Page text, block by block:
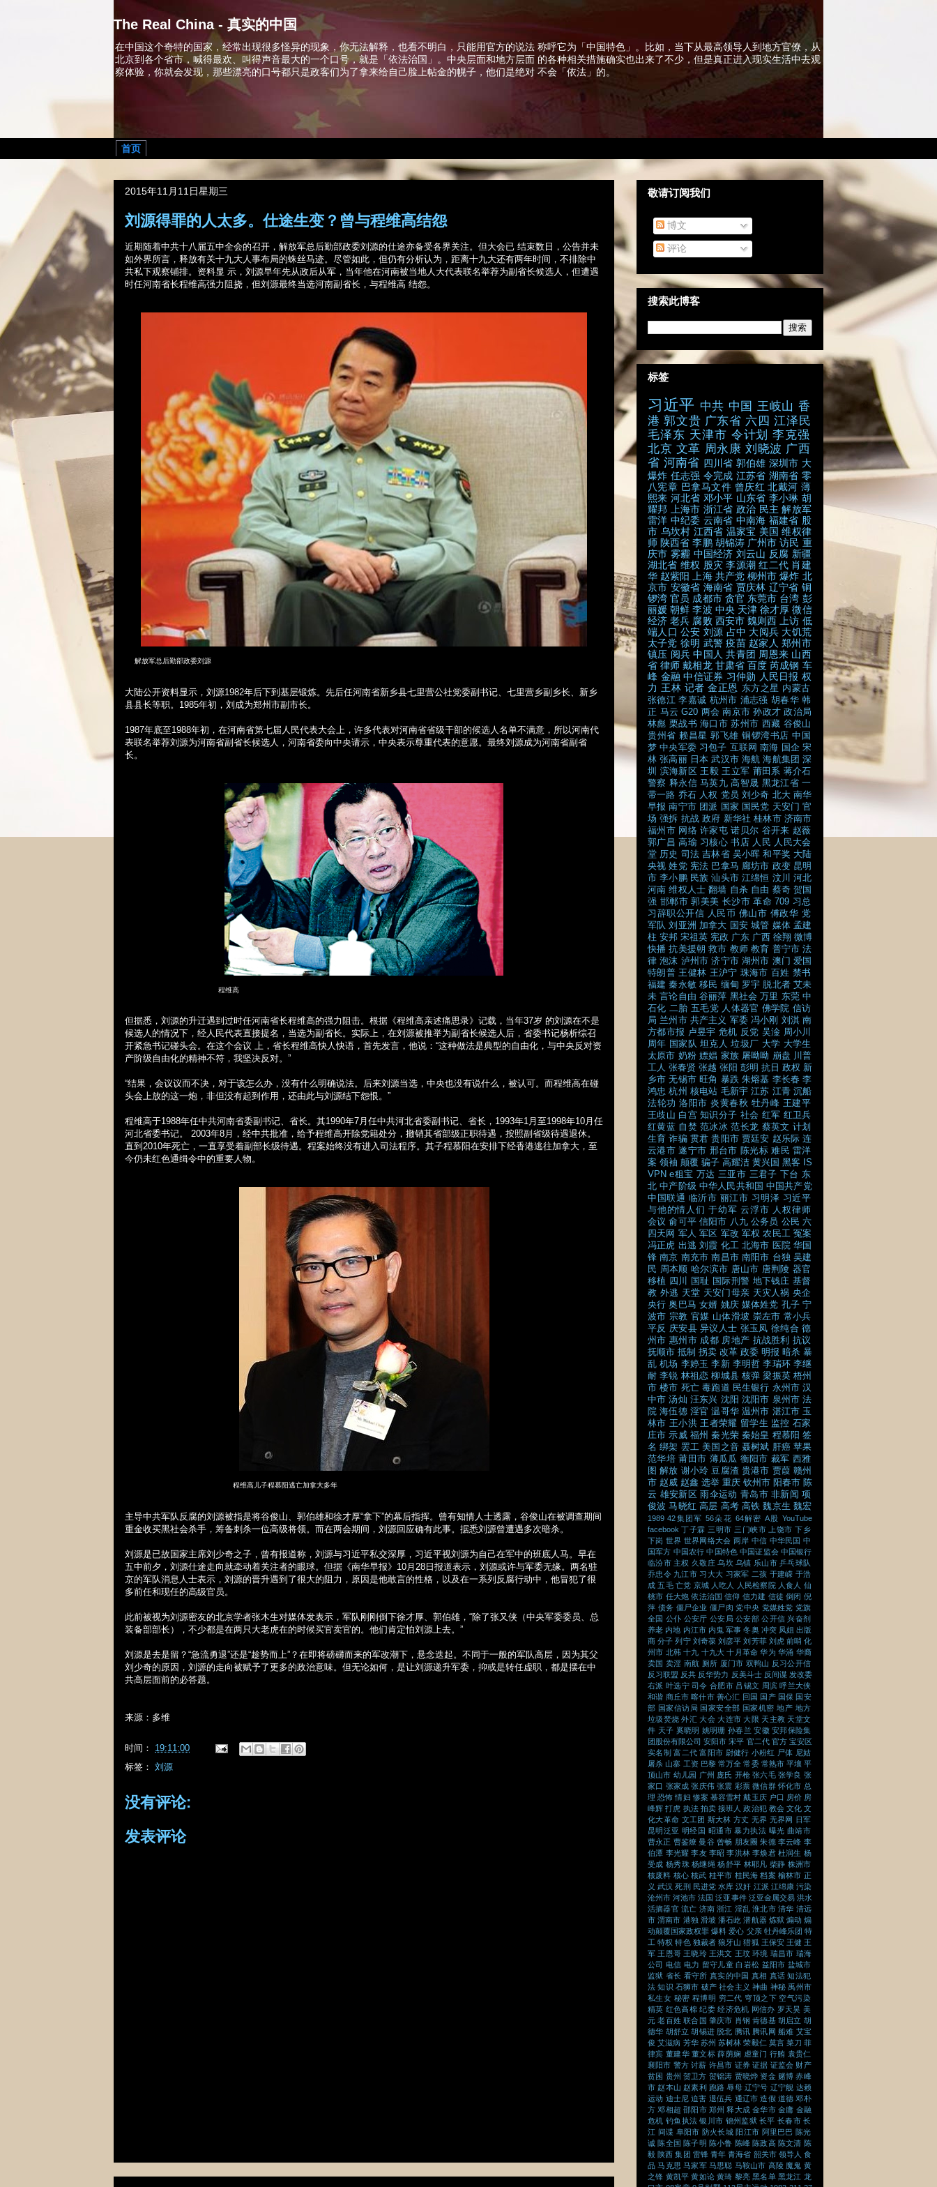
The Real China - 真实的中国
在中国这个奇特的国家，经常出现很多怪异的现象，你无法解释，也看不明白，只能用官方的说法 称呼它为「中国特色」。比如，当下从最高领导人到地方官僚，从
北京到各个省市，喊得最欢、叫得声音最大的一个口号，就是「依法治国」。中央层面和地方层面 的各种相关措施确实也出来了不少，但是真正进入现实生活中去观
察体验，你就会发现，那些漂亮的口号都只是政客们为了拿来给自己脸上帖金的幌子，他们是绝对 不会「依法」的。
首页
2015年11月11日星期三
刘源得罪的人太多。仕途生变？曾与程维高结怨
近期随着中共十八届五中全会的召开，解放军总后勤部政委刘源的仕途亦备受各界关注。但大会已 结束数日，公告并未
如外界所言，释放有关十九大人事布局的蛛丝马迹。尽管如此，但仍有分析认为，距离十九大还有两年时间，不排除中
共私下观察铺排。资料显 示，刘源早年先从政后从军，当年他在河南被当地人大代表联名举荐为副省长候选人，但遭遇
时任河南省长程维高强力阻挠，但刘源最终当选河南副省长，与程维高 结怨。
解放军总后勤部政委刘源
大陆公开资料显示，刘源1982年后下到基层锻炼。先后任河南省新乡县七里营公社党委副书记、七里营乡副乡长、新乡
县县长等职。 1985年初，刘成为郑州市副市长。
1987年底至1988年初，在河南省第七届人民代表大会上，许多代表对河南省省级干部的候选人名单不满意，所以河南代
表联名举荐刘源为河南省副省长候选人，河南省委向中央请示，中央表示尊重代表的意愿。最终刘源成为河南省副省
长。
程维高
但据悉，刘源的升迁遇到过时任河南省长程维高的强力阻击。根据《程维高亲述痛思录》记载，当年37岁 的刘源在不是
候选人的情况下，经人民代表直接提名，当选为副省长。实际上，在刘源被推举为副省长候选人后，省委书记杨析综召
开紧急书记碰头会。在这个会议 上，省长程维高快人快语，首先发言，他说：“这种做法是典型的自由化，与中央反对资
产阶级自由化的精神不符，我坚决反对。”
“结果，会议议而不决，对于该怎么办，没有什么明确说法。后来刘源当选，中央也没有说什么，被认可。而程维高在碰
头会上放的这一炮，非但没有起到作用，还由此与刘源结下怨恨。”
程维高于1988年任中共河南省委副书记、省长。其1990年7月任中共河北省委副书记、省长， 1993年1月至1998年10月任
河北省委书记。
2003年8月，经中共批准，给予程维高开除党籍处分，撤销其省部级正职待遇，按照副省级待遇退休。
直到 2010年死亡，一直享受着副部长级待遇。程案始终没有进入司法程序。其子程慕阳在安排下经香港逃往加拿大，至
今仍未红色通缉令中的重要人物。
程维高儿子程慕阳逃亡加拿大多年
主导中共军队反腐的刘源被指是将谷俊山、郭伯雄和徐才厚“拿下”的幕后指挥。曾有知情人士透露，谷俊山在被调查期间
重金收买黑社会杀手，筹备刺杀一位高级将领。而在两会期间，刘源回应确有此事。据悉刘源曾遭遇多次暗杀。
刘源是已故国家主席刘少奇之子，曾有报道称，刘源与习近平私交深厚，习近平视刘源为自己在军中的班底人马。早在
五中前夕，刘源仕途走向就牵动着关注者的眼球。但据《南华早报》 10 月 28日报道表示，刘源或许与军委无缘。两名驻
京的军队消息人士表示，刘源的晋升遇到了很大的阻力，原因是他敢言的性格，以及在一系列反腐行动中，他冒犯了很
多前任和现任的高级官员。
此前被视为刘源密友的北京学者张木生对媒体发表示，军队刚刚倒下徐才厚、郭伯雄，“除了张又侠（中央军委委员、总
装备部部长），不少都是在两只大老虎在的时候买官卖官的。他们肯定怕刘源上去。”
刘源是去是留？“急流勇退”还是“趁势而上”？在即将磅礴而来的军改潮下，悬念迭起。不同于一般的军队高层，因为其父
刘少奇的原因，刘源的走向被赋予了更多的政治意味。但无论如何，是让刘源递升军委，抑或是转任虚职，都是摆在中
共高层面前的必答题。
来源：多维
时间： 19:11:00
标签： 刘源
没有评论:
发表评论
敬请订阅我们
博文
评论
搜索此博客
标签
习近平 中共 中国 王岐山 香
港 郭文贵 广东省 六四 江泽民
毛泽东 天津市 令计划 李克强
北京 文革 周永康 刘晓波 广西
省 河南省 四川省 郭伯雄 深圳市 大
爆炸 任志强 令完成 江苏省 湖南省 零
八宪章 巴拿马文件 曾庆红 北戴河 薄
熙来 河北省 邓小平 山东省 李小琳 胡
耀邦
上海市 浙江省 政治 民主 解放军
雷洋 中纪委 云南省 中南海 福建省 股
市 乌坎村 江西省 温家宝 美国 维权律
师 陕西省 李鹏 胡锦涛 广州市 访民 重
庆市 雾霾 中国经济 刘云山 反腐 新疆
湖北省 维权 股灾 李源潮 红二代 肖建
华 赵紫阳 上海 共产党 柳州市 爆炸 北
京市 安徽省 海南省 贾庆林 辽宁省 铜
锣湾 官员 成都市 贪官 东莞市 台湾 彭
丽媛 朝鲜 李波 中央 天津 徐才厚 微信
经济 老兵 腐败 西安市 魏则西 上访 低
端人口 公安 刘源 占中 大阅兵 大饥荒
太子党 徐明 武警 疫苗 赵家人 郑州市
镇压 阅兵 中国人 共青团 周恩来 山西
省 律师 戴相龙 甘肃省 百度 芮成钢 车
峰 金融 中信证券 习仲勋 人民日报 权
力 王林 记者 金正恩 东方之星 内蒙古
张德江 李嘉诚 杭州市 浦志强 胡春华 韩
正 马云 G20 两会 南京市 孙政才 政治局
林彪 栗战书 海口市 苏州市 西藏 谷俊山
贵州省 赖昌星 郭飞雄 铜锣湾书店 中国
梦 中央军委 习包子 互联网 南海 国企 宋
林 张高丽 日本 武汉市 海航 海航集团 深
圳
滨海新区 王毅 王立军 莆田系 蒋介石
警察 释永信 马英九 高智晟 黑龙江省 一
带一路 乔石 人权 党员 刘少奇 北大 南华
早报 南宁市 团派 国家 国民党 天安门 官
场 强拆 抗战 政府 新华社 桂林市 济南市
福州市 网络 许家屯 诺贝尔 谷开来 赵薇
郭广昌 高瑜 习核心 书店 人民 人民大会
堂 历史 司法 吉林省 吴小晖 和平奖 大陆
央视 姓党 宪法 巴拿马 廊坊市 政变 昆明
市 李小鹏 民族 汕头市 江绵恒 汶川
河北
河南 维权人士 翻墙 自杀 自由 蔡奇 贺国
强 邯郸市 郭美美 长沙市 革命 709 习总
习辞职公开信 人民币 佛山市 傅政华 党
军队 刘亚洲 加拿大 国安 城管 媒体 孟建
柱 安邦 宋祖英 宪政 广东 广西 徐翔 微博
快播 抗美援朝 救市 教师 教育 普宁市 法
律 泡沫 泸州市 济宁市 湖州市 澳门 爱国
特朗普 王健林 王沪宁 珠海市 百姓 禁书
福建 秦永敏 移民 缅甸 罗宇 脱北者 艾未
未 言论自由 谷丽萍 黑社会 万里 东莞 中
石化 二胎 五毛党 人体器官 佛学院 信访
局 兰州市 共产主义 军委 冯小刚 刘淇 南
方都市报 卢昱宇 危机 反党 吴淦 周小川
周年 国家队 坦克人 垃圾厂 大学 大学生
太原市 奶粉 嫖娼 家族 屠呦呦 崩盘 川普
工人 张春贤 张越 张阳 彭明 抗日 政权 新
乡市 无锡市 旺角 暴跌 朱熔基 李长春 李
鸿忠 杭州 核电站 毛新宇 江苏 江青 沉船
法轮功 洛阳市 炎黄春秋 牡丹峰 王建平
王歧山 白宫 知识分子 社会 红军 红卫兵
红黄蓝 自焚 范冰冰 范长龙 蔡英文 计划
生育 诈骗 贯君 贵阳市 贾廷安 赵乐际 连
云港市 遂宁市 邢台市 陈光标 难民 雷洋
案 领袖 颠覆 骗子 高耀洁 黄兴国 黑客
IS
VPN e租宝 万达 三亚市 三君子 下台 东
北 中产阶级 中华人民共和国 中国共产党
中国联通 临沂市 丽江市 习明泽 习近平
与他的情人们 于幼军 云浮市 人权律师
会议 俞可平 信阳市 八九 公务员 公民 六
四天网 军人 军区 军改 军权 农民工 冤案
冯正虎 出逃 刘霞 化工 北海市 医院 华国
锋 南京 南充市 南昌市 南阳市 台独 吴建
民 周本顺 哈尔滨市 唐山市 唐荆陵 器官
移植 四川 国耻 国际刑警 地下钱庄 基督
教 外逃 天堂 天安门母亲 天灾人祸 央企
央行 奥巴马 女婿 姚庆 媒体姓党 孔子 宁
波市 宗教 官媒 山体滑坡 崇左市 常小兵
平反 庆安县 异议人士 张玉凤 徐纯合 德
州市 惠州市 成都 房地产 抗战胜利 抗议
抚顺市 抵制 拐卖 改革 政委 明报 暗杀 暴
乱 机场 李婷玉 李新 李明哲 李瑞环 李继
耐 李锐 林祖恋 柳城县 核弹 梁振英 梧州
市 楼市 死亡 毒跑道 民生银行 永州市 汉
中市 汤灿 汪东兴 沈阳 沈阳市 泉州市 法
院 海伍德 淫官 温哥华 温州市 湛江市 玉
林市 王小洪 王者荣耀 留学生 监控 石家
庄市 示威 福州 秦光荣 秦始皇 程慕阳 签
名 绑架 罢工 美国之音 聂树斌 肝癌 苹果
范华培 莆田市 薄瓜瓜 衡阳市 裁军 西雅
图 解放 谢小玲 豆腐渣 贵港市 贾葭 赣州
市 赵威 赵鑫 选举 重庆 钦州市 阳春市 陈
云 雄安新区 雨伞运动 青岛市 非新闻 项
俊波 马晓红 高层 高考 高铁 魏京生 魏宏
1989 42集团军 56朵花 64解密 A股 YouTube
facebook 丁子霖 三明市 三门峡市 上饶市 下乡
下岗 世界 世界网络大会 两岸 中信 中华民国 中
国军方 中国农行 中国特色 中国证监会 中国银行
临汾市 主权 久敬庄 乌坎 乌镇 乐山市 乒乓球队
乔忠令 九江市 习大大 习家军 二孩 于建嵘 于浩
成 五毛 亡党 京城 人吃人 人民检察院 人食人 仙
桃市 任大炮 依法治国 信仰 信力建 信徒 倒闭 倪
萍 债务 僵尸企业 僵尸肉 党中央 党媒姓党 党旗
全国 公仆 公安厅 公安局 公安部 公开信 兴奋剂
养老 内地 内江市 内鬼 军事 冬奥 冲突 凤姐 出版
商 分子 列宁 刘奇葆 刘彦平 刘芳菲 刘虎 前哨 化
州市 北韩 十九 十九大 十月革命 华为 华涌 华裔
卖国 卖淫 南航 厕所 厦门市 双鸭山 反习公开信
反习联盟 反共 反华势力 反美斗士 反间谍 发改委
右派 叶选宁 司令 合肥市 吕锡文 周滨 呼兰大侠
和谐 商丘市 喀什市 善心汇 回国 国产 国保 国安
部 国家信访局 国家安全部 国家机密 地产 地方
垃圾焚烧 外汇 大会 大连市 大限 天主教 天堂文
件 天子 奚晓明 姚明珊 孙春兰 安徽 安邦保险集
团股份有限公司 安阳市 宋平 官二代 官方 宝安区
实名制 富二代 富阳市 尉健行 小粉红 尸体 尼姑
屠杀 山寨 工资 巴黎 常万全 常委 常熟市 平壤 平
顶山市 幼儿园 广州 庞氏 开枪 张六毛 张学良 张
家口 张家成 张庆伟 张震 彩票 微信群 怀化市 总
理 恐怖 情妇 惨案 慕容雪村 戴玉庆 户口 房价 房
峰辉 打虎 执法 拍卖 接班人 政治犯 教会 文化 文
化大革命 文工团 斯大林 方丈 无界 无界网 日军
昆明泛亚 明经国 昭通市 暴力执法 曝光 曲靖市
曹永正 曹鉴燎 曼谷 曾畅 朋友圈 朱德 李云峰 李
伯潭 李光耀 李友 李昭 李洪林 李焕君 杜润生 杨
受成 杨秀珠 杨继绳 杨舒平 林耶凡 柴静 株洲市
核废料 核心 核武 桂平市 桂民海 档案 榆林市 正
义 武汉 死刑 民进党 水库 汉奸 江派 江绵康 污染
沧州市 河池市 法国 泛亚事件 泛亚金属交易 洪水
活摘器官 流亡 济南 浙江 淫乱 淮北市 清华 清远
市 渭南市 港独 滑坡 潘石屹 潜航器 炼狱 煽动 煽
动颠覆国家政权罪 爆料 爱心 父亲 牡丹峰乐团 特
工 特权 特色 独裁者 狼牙山 猎狐 王保安 王健 王
军 王恩哥 王晓玲 王洪文 王玟 环境 瑞昌市 瑞海
公司 电信 电力 留守儿童 白岩松 益阳市 盐城市
监狱 省长 看守所 真实的中国 真相 真话 知法犯
法 知识 石狮市 破产 社会主义 神曲 神秘 禹州市
私生女 秘密 程博明 穷二代 穹顶之下 空气污染
精英 红色高棉 纪委 经济危机 网信办 罗天昊 美
元 老百姓 联合国 肇庆市 肖钢 肯德基 胡启立 胡
德华 胡舒立 胡锡进 脱北 腾讯 腾讯网 船难 艾宝
俊 艾滋病 芳华 苏州 苏树林 荣毅仁 莫言 菜刀 菲
律宾 董建华 董文标 薛荫娴 虐童门 行贿 袁贵仁
襄阳市 警方 讨薪 许昌市 证券 证据 证监会 财产
贫困 贵州 贺卫方 贺锦涛 贾晓烨 资金 赌博 赤峰
市 赵本山 赵素利 跑路 辱母 辽宁号 辽宁舰 达赖
运动 迪士尼 迫害 退伍兵 通辽市 造假 道德 邓朴
方 邓相超 邵阳市 郑州 释大成 金华市 金庸 金融
危机 钓鱼执法 银川市 锦州监狱 长平 长春市 长
江 间谍 阜阳市 防火长城 阳江市 阿里巴巴 陈光
诚 陈全国 陈子明 陈小鲁 陈峰 陈政高 陈文清 陈
毅 陕西 集团 雷锋 青年 青海省 韶关市 领导人 食
品 马克思 马家军 马思聪 马鞍山市 高陵 魔鬼 黄
之锋 黄凯平 黄如论 黄琦 黎亮 黑名单 黑龙江 龙